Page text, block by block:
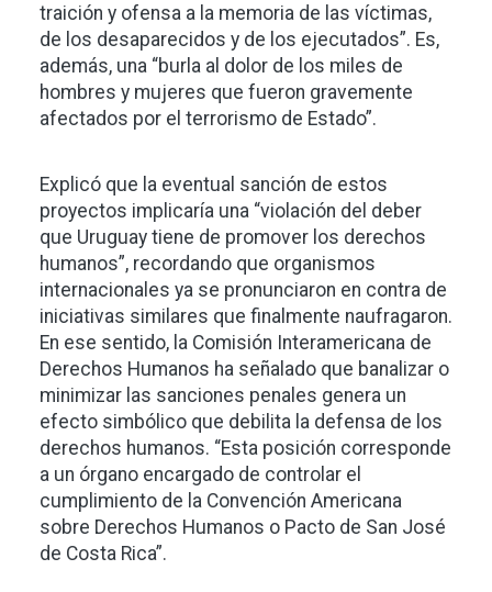
traición y ofensa a la memoria de las víctimas,
de los desaparecidos y de los ejecutados”. Es,
además, una “burla al dolor de los miles de
hombres y mujeres que fueron gravemente
afectados por el terrorismo de Estado”.
Explicó que la eventual sanción de estos
proyectos implicaría una “violación del deber
que Uruguay tiene de promover los derechos
humanos”, recordando que organismos
internacionales ya se pronunciaron en contra de
iniciativas similares que finalmente naufragaron.
En ese sentido, la Comisión Interamericana de
Derechos Humanos ha señalado que banalizar o
minimizar las sanciones penales genera un
efecto simbólico que debilita la defensa de los
derechos humanos. “Esta posición corresponde
a un órgano encargado de controlar el
cumplimiento de la Convención Americana
sobre Derechos Humanos o Pacto de San José
de Costa Rica”.